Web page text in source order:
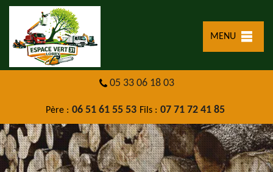
MENU
05 33 06 18 03
Père : 06 51 61 55 53 Fils : 07 71 72 41 85